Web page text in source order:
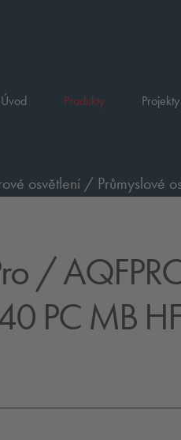
Úvod Produkty
osvětlení / Průmyslové
/
PC MB